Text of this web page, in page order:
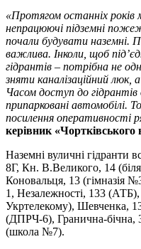
«Протягом останніх років
непрацюючі підземні
почали будувати наземні.
важлива. Інколи, щоб
гідрантів – потрібна не
зняти каналізаційний люк,
Часом доступ до
припарковані автомобілі.
посилення оперативності
керівник «Чортківського
Наземні вуличні гідранти
8Г, Кн. В.Великого, 14
Коновальця, 13 (гімназія
1, Незалежності, 133
Укртелекому), Шевченка,
(ДПРЧ-6), Гранична-бічна,
(школа №7).